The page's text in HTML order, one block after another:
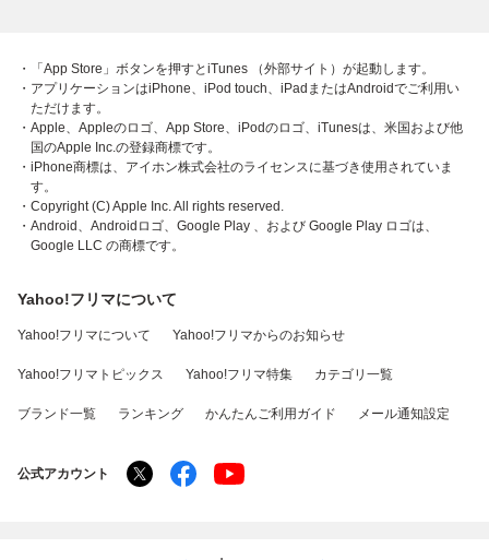
・「App Store」ボタンを押すとiTunes （外部サイト）が起動します。
・アプリケーションはiPhone、iPod touch、iPadまたはAndroidでご利用い
ただけます。
・Apple、Appleのロゴ、App Store、iPodのロゴ、iTunesは、米国および他
国のApple Inc.の登録商標です。
・iPhone商標は、アイホン株式会社のライセンスに基づき使用されていま
す。
・Copyright (C) Apple Inc. All rights reserved.
・Android、Androidロゴ、Google Play 、および Google Play ロゴは、
Google LLC の商標です。
Yahoo!フリマについて
Yahoo!フリマについて Yahoo!フリマからのお知らせ
Yahoo!フリマトピックス Yahoo!フリマ特集 カテゴリ一覧
ブランド一覧 ランキング かんたんご利用ガイド メール通知設定
公式アカウント